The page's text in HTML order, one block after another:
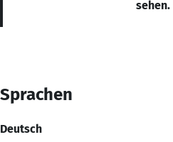
sehen.
Sprachen
Deutsch